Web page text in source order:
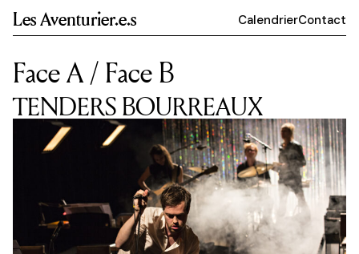
Les Aventurier.e.s CalendrierContact
Face A / Face B
TENDERS BOURREAUX